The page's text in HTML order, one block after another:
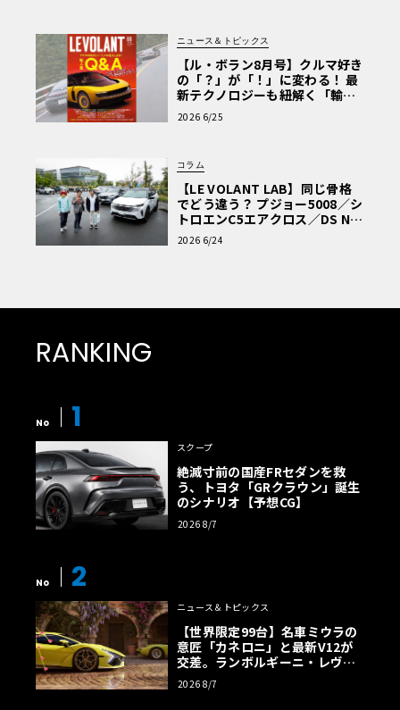
ニュース＆トピックス
【ル・ボラン8月号】クルマ好き
の「？」が「！」に変わる！ 最
新テクノロジーも紐解く「輸入
車Q&A」
2026 6/25
コラム
【LE VOLANT LAB】同じ骨格
でどう違う？ プジョー5008／シ
トロエンC5エアクロス／DS Nº4
読者一気乗りレポート
2026 6/24
RANKING
No 1
スクープ
絶滅寸前の国産FRセダンを救
う、トヨタ「GRクラウン」誕生
のシナリオ【予想CG】
2026 8/7
No 2
ニュース＆トピックス
【世界限定99台】名車ミウラの
意匠「カネロニ」と最新V12が
交差。ランボルギーニ・レヴエ
ルトに60周年記念車が登場
2026 8/7